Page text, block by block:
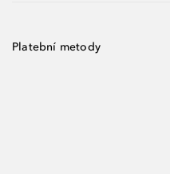
Platební metody